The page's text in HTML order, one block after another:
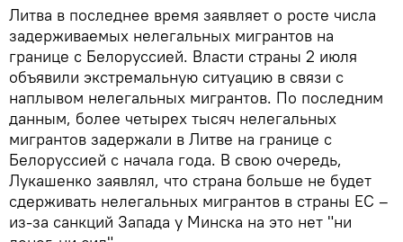
Литва в последнее время заявляет о росте числа
задерживаемых нелегальных мигрантов на
границе с Белоруссией. Власти страны 2 июля
объявили экстремальную ситуацию в связи с
наплывом нелегальных мигрантов. По последним
данным, более четырех тысяч нелегальных
мигрантов задержали в Литве на границе с
Белоруссией с начала года. В свою очередь,
Лукашенко заявлял, что страна больше не будет
сдерживать нелегальных мигрантов в страны ЕС –
из-за санкций Запада у Минска на это нет "ни